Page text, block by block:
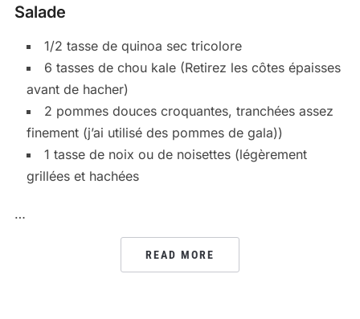
Salade
1/2 tasse de quinoa sec tricolore
6 tasses de chou kale (Retirez les côtes épaisses
avant de hacher)
2 pommes douces croquantes, tranchées assez
finement (j’ai utilisé des pommes de gala))
1 tasse de noix ou de noisettes (légèrement
grillées et hachées
…
READ MORE